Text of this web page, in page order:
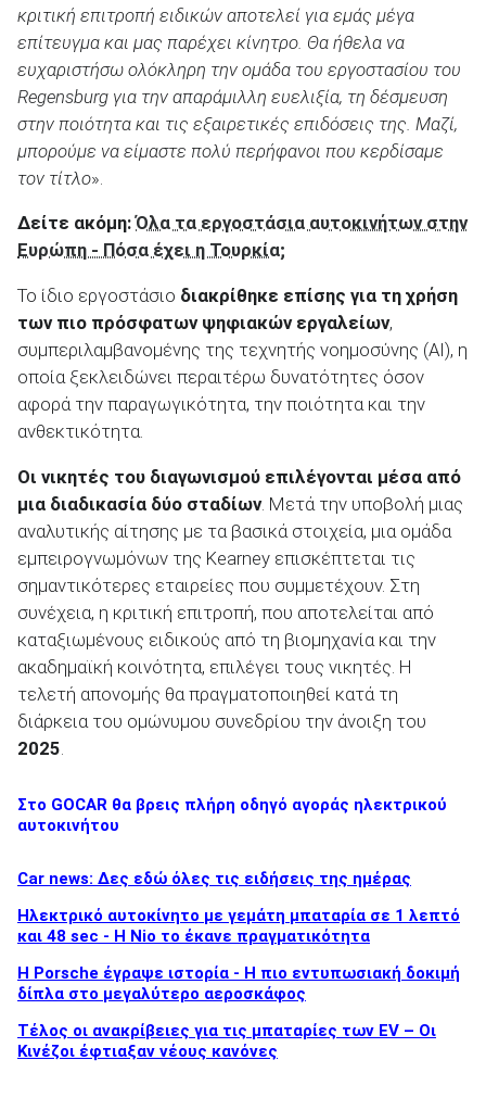
κριτική επιτροπή ειδικών αποτελεί για εμάς μέγα
επίτευγμα και μας παρέχει κίνητρο. Θα ήθελα να
ευχαριστήσω ολόκληρη την ομάδα του εργοστασίου του
Regensburg για την απαράμιλλη ευελιξία, τη δέσμευση
στην ποιότητα και τις εξαιρετικές επιδόσεις της. Μαζί,
μπορούμε να είμαστε πολύ περήφανοι που κερδίσαμε
τον τίτλο».
Δείτε ακόμη:Όλα τα εργοστάσια αυτοκινήτων στην
Ευρώπη - Πόσα έχει η Τουρκία;
Το ίδιο εργοστάσιο διακρίθηκε επίσης για τη χρήση
των πιο πρόσφατων ψηφιακών εργαλείων,
συμπεριλαμβανομένης της τεχνητής νοημοσύνης (AI), η
οποία ξεκλειδώνει περαιτέρω δυνατότητες όσον
αφορά την παραγωγικότητα, την ποιότητα και την
ανθεκτικότητα.
Οι νικητές του διαγωνισμού επιλέγονται μέσα από
μια διαδικασία δύο σταδίων. Μετά την υποβολή μιας
αναλυτικής αίτησης με τα βασικά στοιχεία, μια ομάδα
εμπειρογνωμόνων της Kearney επισκέπτεται τις
σημαντικότερες εταιρείες που συμμετέχουν. Στη
συνέχεια, η κριτική επιτροπή, που αποτελείται από
καταξιωμένους ειδικούς από τη βιομηχανία και την
ακαδημαϊκή κοινότητα, επιλέγει τους νικητές. Η
τελετή απονομής θα πραγματοποιηθεί κατά τη
διάρκεια του ομώνυμου συνεδρίου την άνοιξη του
2025
Στο GOCAR θα βρεις πλήρη οδηγό αγοράς ηλεκτρικού
αυτοκινήτου
Car news: Δες εδώ όλες τις ειδήσεις της ημέρας
Ηλεκτρικό αυτοκίνητο με γεμάτη μπαταρία σε 1 λεπτό
και 48 sec - Η Nio το έκανε πραγματικότητα
H Porsche έγραψε ιστορία - H πιο εντυπωσιακή δοκιμή
δίπλα στο μεγαλύτερο αεροσκάφος
Τέλος οι ανακρίβειες για τις μπαταρίες των EV – Οι
Κινέζοι έφτιαξαν νέους κανόνες